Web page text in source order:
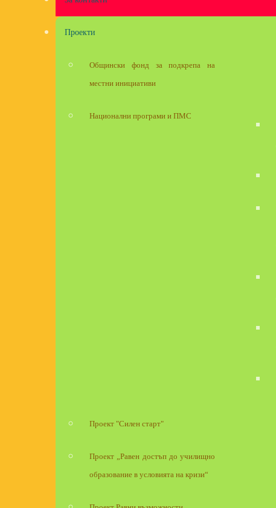
Проекти
Общински фонд за подкрепа на
местни инициативи
Национални програми и ПМС
Проект "Силен старт"
Проект „Равен достъп до училищно
образование в условията на кризи“